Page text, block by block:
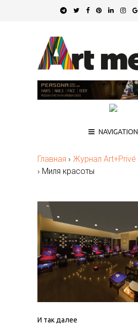
NAVIGATION
Главная › Журнал Art+Privé
› Миля красоты
И так далее